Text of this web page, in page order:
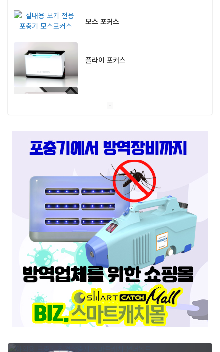
모스 포커스
플라이 포커스
스마트캐치
스마트키퍼 UV LED 고급형